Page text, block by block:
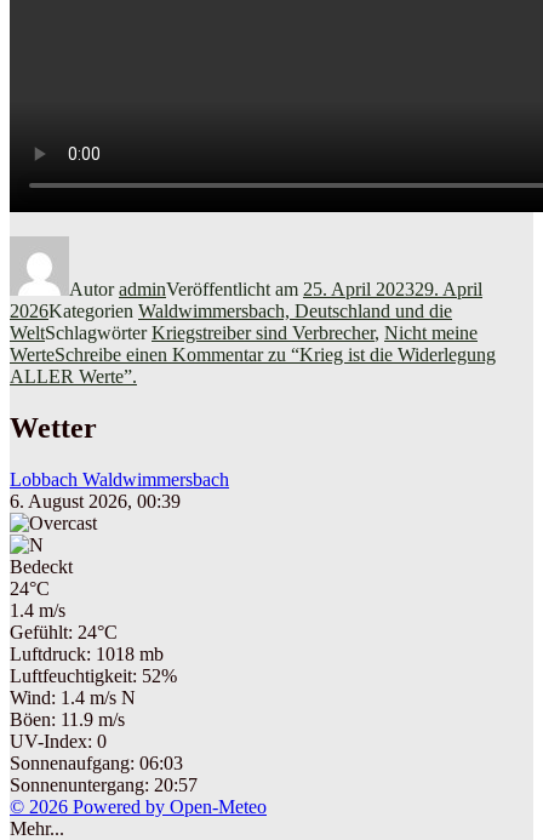
AutoradminVeröffentlicht am 25. April 202329. April
2026Kategorien Waldwimmersbach, Deutschland und die
WeltSchlagwörterKriegstreiber sind Verbrecher, Nicht meine
WerteSchreibe einen Kommentarzu “Krieg ist die Widerlegung
ALLER Werte”.
Wetter
Lobbach Waldwimmersbach
6. August 2026, 00:39
Bedeckt
24°C
1.4 m/s
Gefühlt: 24°C
Luftdruck: 1018 mb
Luftfeuchtigkeit: 52%
Wind: 1.4 m/s N
Böen: 11.9 m/s
UV-Index: 0
Sonnenaufgang: 06:03
Sonnenuntergang: 20:57
© 2026 Powered by Open-Meteo
Mehr...